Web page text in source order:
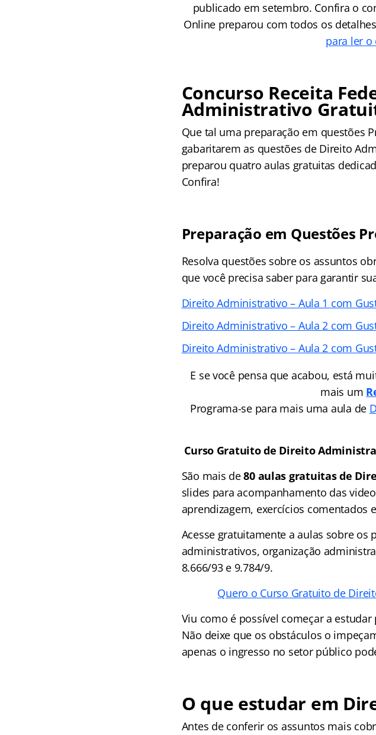
publicado em setembro. Confira o
Online preparou com todos os
para ler
Concurso Receita
Administrativo
Que tal uma preparação em questões
gabaritarem as questões de Direito
preparou quatro aulas gratuitas
Confira!
Preparação em Questões
Resolva questões sobre os assuntos
que você precisa saber para garantir
Direito Administrativo – Aula 1 com
Direito Administrativo – Aula 2 com
Direito Administrativo – Aula 2 com
E se você pensa que acabou, está
mais um
Programa-se para mais uma aula de
Curso Gratuito de Direito
São mais de80 aulas gratuitas de
slides para acompanhamento das
aprendizagem, exercícios comentados
Acesse gratuitamente a aulas sobre
administrativos, organização
8.666/93 e 9.784/9.
Quero o Curso Gratuito de
Viu como é possível começar a
Não deixe que os obstáculos o
apenas o ingresso no setor público
O que estudar em
Antes de conferir os assuntos mais